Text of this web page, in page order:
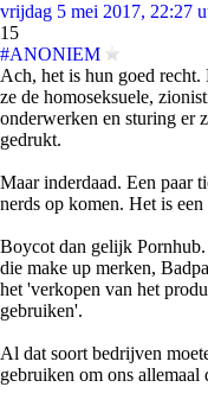
vrijdag 5 mei 2017, 22:27
15
#ANONIEM
Ach, het is hun goed recht.
ze de homoseksuele,
onderwerken en sturing er
gedrukt.
Maar inderdaad. Een paar
nerds op komen. Het is
Boycot dan gelijk
die make up merken,
het 'verkopen van het
gebruiken'.
Al dat soort bedrijven
gebruiken om ons allemaal